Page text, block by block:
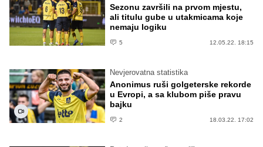
Sezonu završili na prvom mjestu,
ali titulu gube u utakmicama koje
nemaju logiku
5 12.05.22. 18:15
Nevjerovatna statistika
Anonimus ruši golgeterske rekorde
u Evropi, a sa klubom piše pravu
bajku
2 18.03.22. 17:02